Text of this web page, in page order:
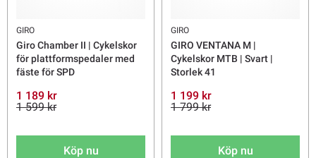
GIRO
Giro Chamber II | Cykelskor
för plattformspedaler med
fäste för SPD
1 189 kr
1 599 kr
Köp nu
GIRO
GIRO VENTANA M |
Cykelskor MTB | Svart |
Storlek 41
1 199 kr
1 799 kr
Köp nu